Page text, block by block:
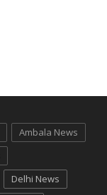
Ambala News
Delhi News